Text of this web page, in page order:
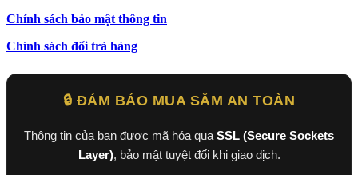
Chính sách bảo mật thông tin
Chính sách đổi trả hàng
🔒 ĐẢM BẢO MUA SẮM AN TOÀN
Thông tin của bạn được mã hóa quaSSL (Secure Sockets
Layer), bảo mật tuyệt đối khi giao dịch.